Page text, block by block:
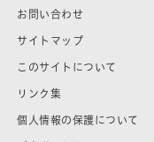
お問い合わせ
サイトマップ
このサイトについて
リンク集
個人情報の保護について